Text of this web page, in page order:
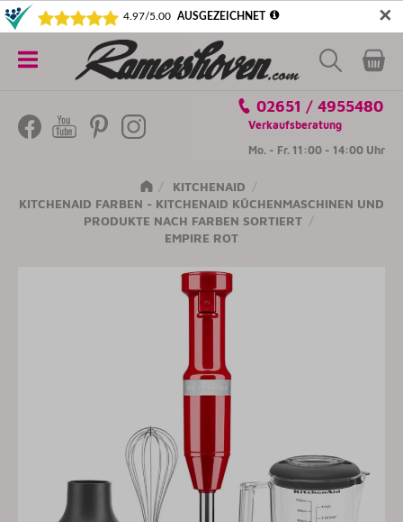
✕
5€ SICHERN! NEWSLETTER ABONNIEREN
Kategorien
02651 / 4955480
Verkaufsberatung
Mo. - Fr. 11:00 - 14:00 Uhr
KITCHENAID
KITCHENAID FARBEN - KITCHENAID KÜCHENMASCHINEN UND
PRODUKTE NACH FARBEN SORTIERT
EMPIRE ROT